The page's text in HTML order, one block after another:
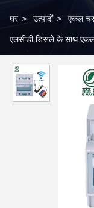
घर > उत्पादों > एकल
एलसीडी डिस्प्ले के साथ